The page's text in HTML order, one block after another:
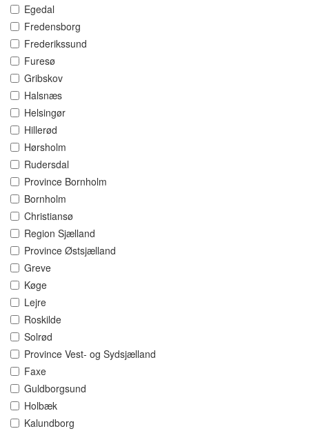
Egedal
Fredensborg
Frederikssund
Furesø
Gribskov
Halsnæs
Helsingør
Hillerød
Hørsholm
Rudersdal
Province Bornholm
Bornholm
Christiansø
Region Sjælland
Province Østsjælland
Greve
Køge
Lejre
Roskilde
Solrød
Province Vest- og Sydsjælland
Faxe
Guldborgsund
Holbæk
Kalundborg